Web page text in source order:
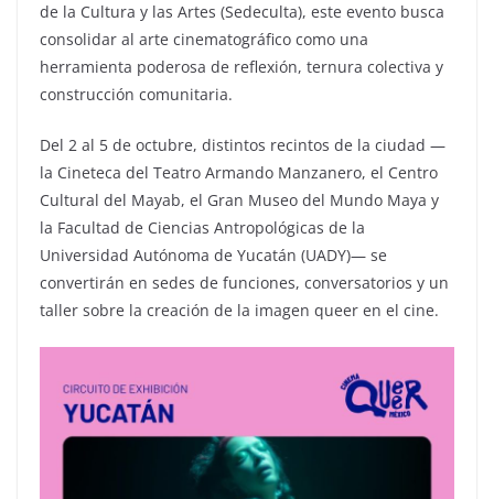
de la Cultura y las Artes (Sedeculta), este evento busca
consolidar al arte cinematográfico como una
herramienta poderosa de reflexión, ternura colectiva y
construcción comunitaria.
Del 2 al 5 de octubre, distintos recintos de la ciudad —
la Cineteca del Teatro Armando Manzanero, el Centro
Cultural del Mayab, el Gran Museo del Mundo Maya y
la Facultad de Ciencias Antropológicas de la
Universidad Autónoma de Yucatán (UADY)— se
convertirán en sedes de funciones, conversatorios y un
taller sobre la creación de la imagen queer en el cine.